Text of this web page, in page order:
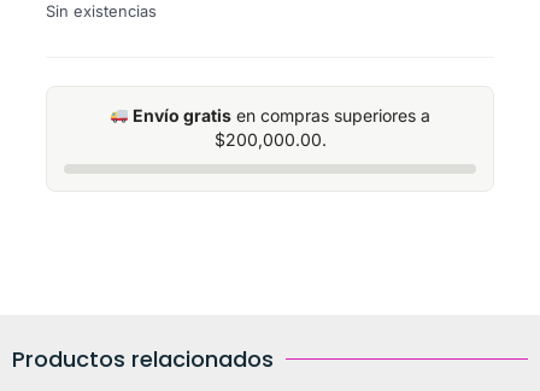
Sin existencias
Envío gratis en compras superiores a
$200,000.00.
Productos relacionados